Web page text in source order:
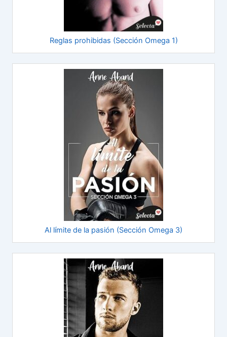
Reglas prohibidas (Sección Omega 1)
Al límite de la pasión (Sección Omega 3)